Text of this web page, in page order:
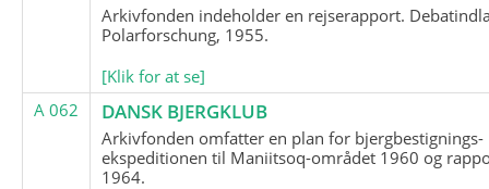
Arkivfonden indeholder en rejserapport.
Polarforschung, 1955.
[Klik for at se]
A 062
DANSK BJERGKLUB
Arkivfonden omfatter en plan for bjergbestignings-
ekspeditionen til Maniitsoq-området 1960 og
1964.